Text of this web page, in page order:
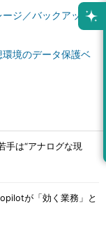
ジ／バックアップ
境のデータ保護ベ
手は“アナログな現
が「効く業務」と